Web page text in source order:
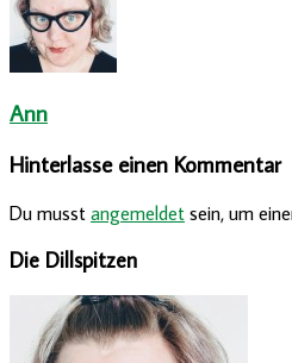
Ann
Hinterlasse einen Kommentar
Du musst angemeldet sein, um
Die Dillspitzen